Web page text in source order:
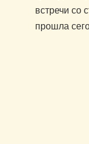
встречи со
прошла